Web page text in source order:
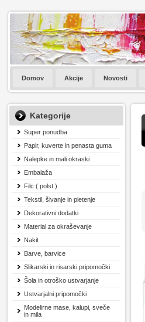
Domov Akcije Novosti
Kategorije
Super ponudba
Papir, kuverte in penasta guma
Nalepke in mali okraski
Embalaža
Filc ( polst )
Tekstil, šivanje in pletenje
Dekorativni dodatki
Material za okraševanje
Nakit
Barve, barvice
Slikarski in risarski pripomočki
Šola in otroško ustvarjanje
Ustvarjalni pripomočki
Modelirne mase, kalupi, sveče
in mila